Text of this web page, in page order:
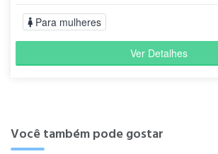
Para mulheres
Ver Detalhes
Você também pode gostar